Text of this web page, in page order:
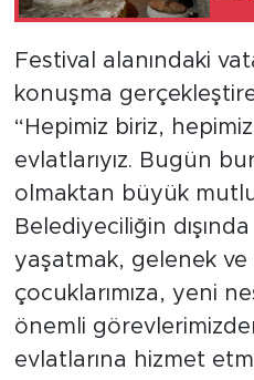
Festival alanındaki
konuşma
“Hepimiz biriz,
evlatlarıyız. Bugün
olmaktan büyük
Belediyeciliğin
yaşatmak, gelenek ve
çocuklarımıza, yeni
önemli
evlatlarına hizmet